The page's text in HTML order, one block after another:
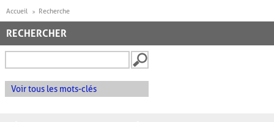
Accueil Recherche
RECHERCHER
Voir tous les mots-clés